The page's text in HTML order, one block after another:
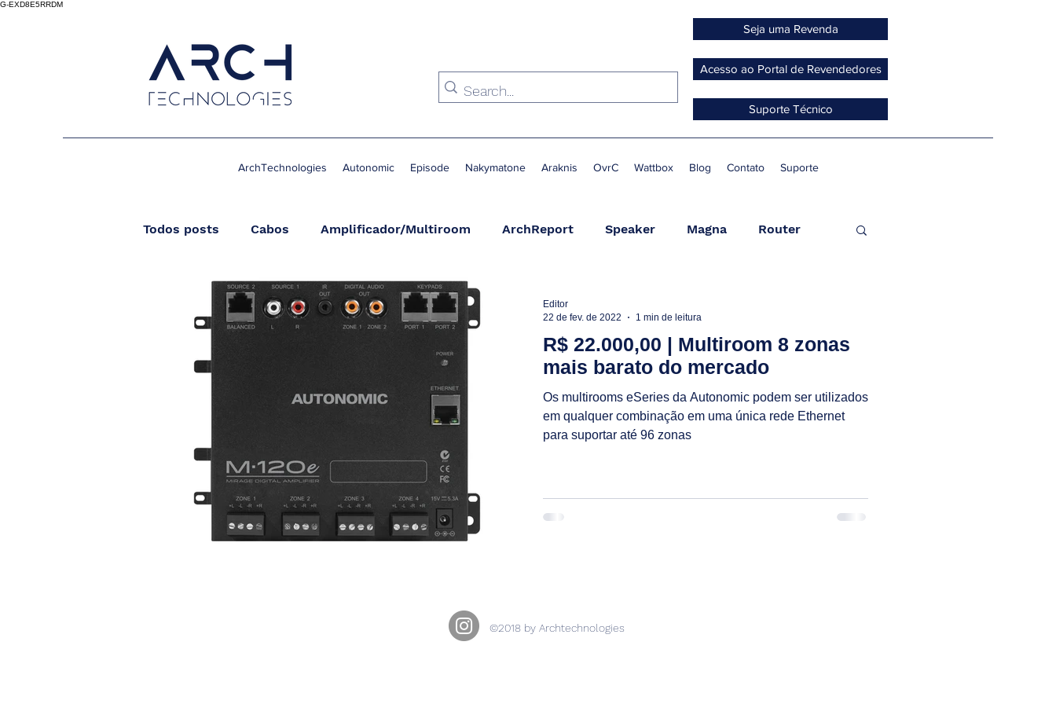
G-EXD8E5RRDM
Seja uma Revenda
Acesso ao Portal de Revendedores
Suporte Técnico
ArchTechnologies Autonomic Episode Nakymatone Araknis OvrC Wattbox Blog Contato Suporte
Todos posts Cabos Amplificador/Multiroom ArchReport Speaker Magna Router
Streamer Wireless Condicionador de Energia
R$ 22.000,00 | Multiroom 8 zonas
mais barato do mercado
Os multirooms eSeries da Autonomic podem ser utilizados
em qualquer combinação em uma única rede Ethernet
para suportar até 96 zonas
Editor
22 de fev. de 2022
1 min de leitura
©2018 by Archtechnologies